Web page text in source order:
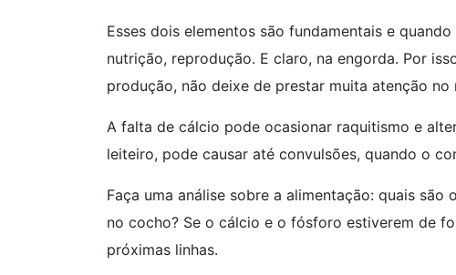
Esses dois elementos são fundamentais e
nutrição, reprodução. E claro, na engorda. Por
produção, não deixe de prestar muita atenção
A falta de cálcio pode ocasionar raquitismo e
leiteiro, pode causar até convulsões, quando o
Faça uma análise sobre a alimentação: quais
no cocho? Se o cálcio e o fósforo estiverem de
próximas linhas.